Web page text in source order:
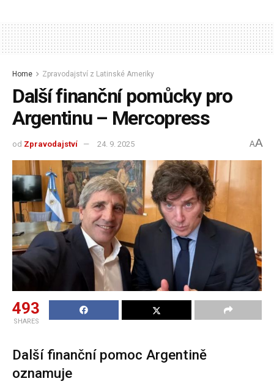
Home Zpravodajství z Latinské Ameriky
Další finanční pomůcky pro
Argentinu – Mercopress
od Zpravodajství 24. 9. 2025 AA
493
SHARES
Další finanční pomoc Argentině
oznamuje